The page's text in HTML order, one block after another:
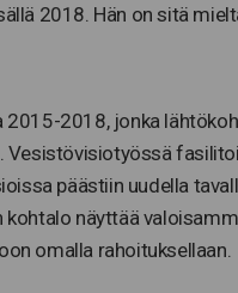
2018. Hän on sitä
2018, jonka
Vesistövisiotyössä
päästiin uudella
näyttää
omalla rahoituksellaan.